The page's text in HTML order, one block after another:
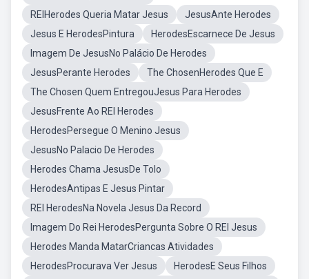
REIHerodes Queria Matar Jesus
JesusAnte Herodes
Jesus E HerodesPintura
HerodesEscarnece De Jesus
Imagem De JesusNo Palácio De Herodes
JesusPerante Herodes
The ChosenHerodes Que E
The Chosen Quem EntregouJesus Para Herodes
JesusFrente Ao REI Herodes
HerodesPersegue O Menino Jesus
JesusNo Palacio De Herodes
Herodes Chama JesusDe Tolo
HerodesAntipas E Jesus Pintar
REI HerodesNa Novela Jesus Da Record
Imagem Do Rei HerodesPergunta Sobre O REI Jesus
Herodes Manda MatarCriancas Atividades
HerodesProcurava Ver Jesus
HerodesE Seus Filhos